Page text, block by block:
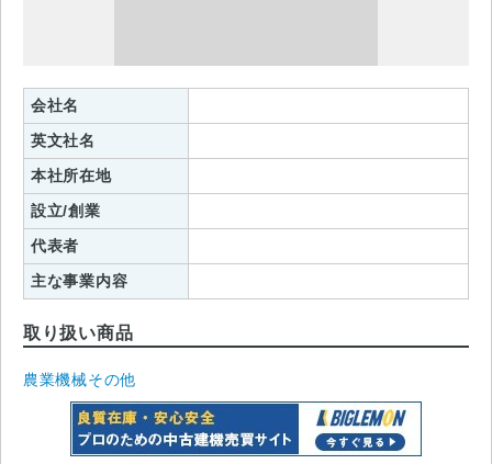
会社名
英文社名
本社所在地
設立/創業
代表者
主な事業内容
取り扱い商品
農業機械その他